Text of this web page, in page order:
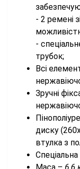
- 2 ремені
-
трубок;
Всі
Зручні
диску
втулка з
Спеціальна
Маса – 6,6